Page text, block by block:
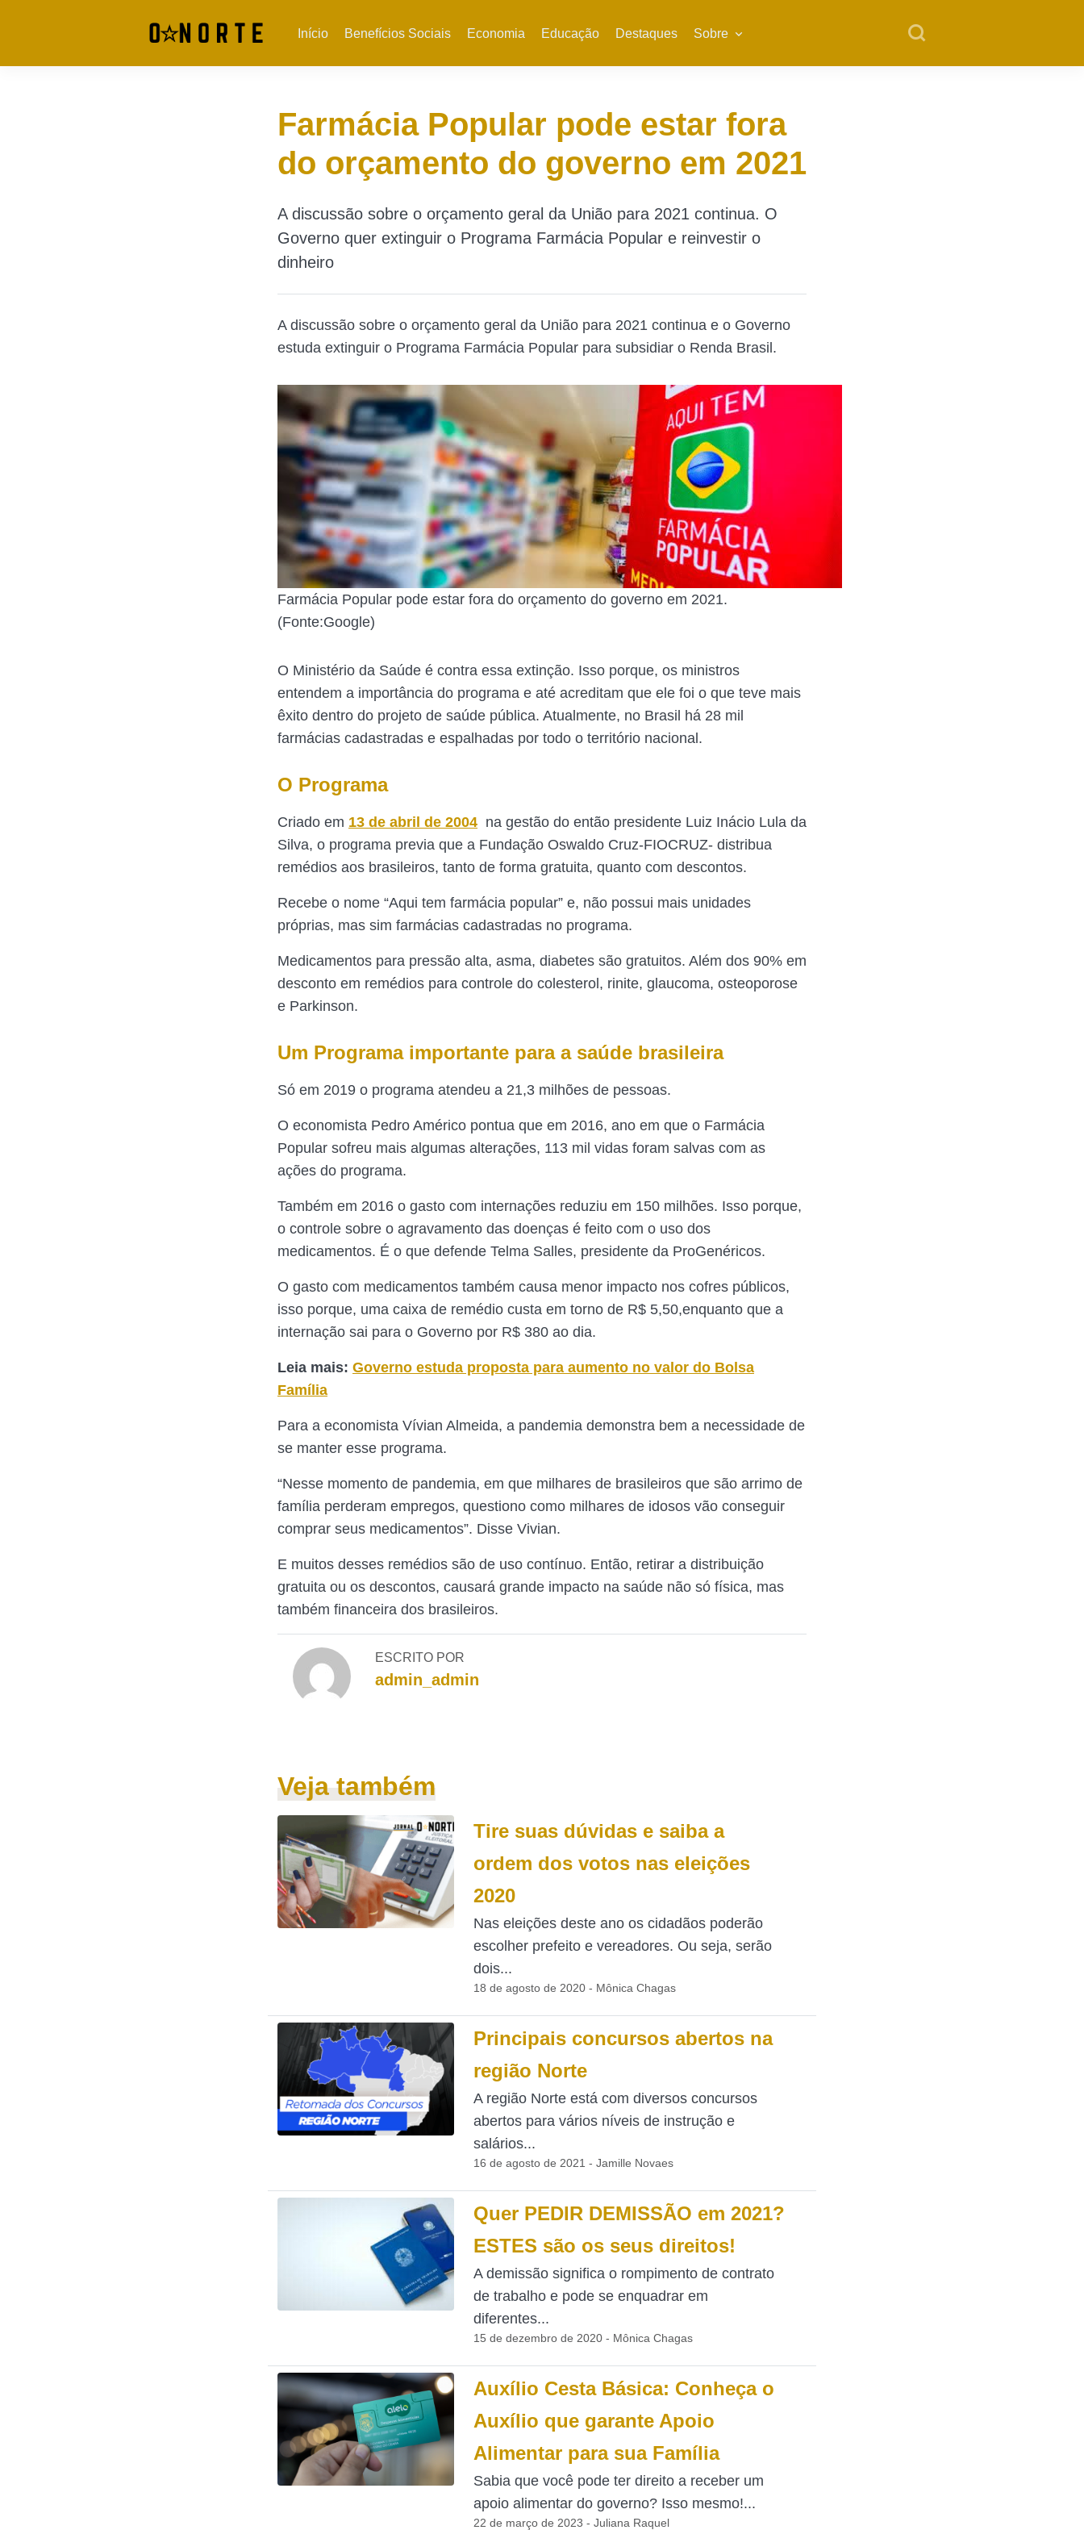
Início Benefícios Sociais Economia Educação Destaques Sobre
Farmácia Popular pode estar fora
do orçamento do governo em 2021
A discussão sobre o orçamento geral da União para 2021 continua. O
Governo quer extinguir o Programa Farmácia Popular e reinvestir o
dinheiro
A discussão sobre o orçamento geral da União para 2021 continua e o Governo
estuda extinguir o Programa Farmácia Popular para subsidiar o Renda Brasil.
Farmácia Popular pode estar fora do orçamento do governo em 2021.
(Fonte:Google)
O Ministério da Saúde é contra essa extinção. Isso porque, os ministros
entendem a importância do programa e até acreditam que ele foi o que teve mais
êxito dentro do projeto de saúde pública. Atualmente, no Brasil há 28 mil
farmácias cadastradas e espalhadas por todo o território nacional.
O Programa
Criado em 13 de abril de 2004 na gestão do então presidente Luiz Inácio Lula da
Silva, o programa previa que a Fundação Oswaldo Cruz-FIOCRUZ- distribua
remédios aos brasileiros, tanto de forma gratuita, quanto com descontos.
Recebe o nome “Aqui tem farmácia popular” e, não possui mais unidades
próprias, mas sim farmácias cadastradas no programa.
Medicamentos para pressão alta, asma, diabetes são gratuitos. Além dos 90% em
desconto em remédios para controle do colesterol, rinite, glaucoma, osteoporose
e Parkinson.
Um Programa importante para a saúde brasileira
Só em 2019 o programa atendeu a 21,3 milhões de pessoas.
O economista Pedro Américo pontua que em 2016, ano em que o Farmácia
Popular sofreu mais algumas alterações, 113 mil vidas foram salvas com as
ações do programa.
Também em 2016 o gasto com internações reduziu em 150 milhões. Isso porque,
o controle sobre o agravamento das doenças é feito com o uso dos
medicamentos. É o que defende Telma Salles, presidente da ProGenéricos.
O gasto com medicamentos também causa menor impacto nos cofres públicos,
isso porque, uma caixa de remédio custa em torno de R$ 5,50,enquanto que a
internação sai para o Governo por R$ 380 ao dia.
Leia mais: Governo estuda proposta para aumento no valor do Bolsa
Família
Para a economista Vívian Almeida, a pandemia demonstra bem a necessidade de
se manter esse programa.
“Nesse momento de pandemia, em que milhares de brasileiros que são arrimo de
família perderam empregos, questiono como milhares de idosos vão conseguir
comprar seus medicamentos”. Disse Vivian.
E muitos desses remédios são de uso contínuo. Então, retirar a distribuição
gratuita ou os descontos, causará grande impacto na saúde não só física, mas
também financeira dos brasileiros.
ESCRITO POR
admin_admin
Veja também
Tire suas dúvidas e saiba a
ordem dos votos nas eleições
2020
Nas eleições deste ano os cidadãos poderão
escolher prefeito e vereadores. Ou seja, serão
dois...
18 de agosto de 2020 - Mônica Chagas
Principais concursos abertos na
região Norte
A região Norte está com diversos concursos
abertos para vários níveis de instrução e
salários...
16 de agosto de 2021 - Jamille Novaes
Quer PEDIR DEMISSÃO em 2021?
ESTES são os seus direitos!
A demissão significa o rompimento de contrato
de trabalho e pode se enquadrar em
diferentes...
15 de dezembro de 2020 - Mônica Chagas
Auxílio Cesta Básica: Conheça o
Auxílio que garante Apoio
Alimentar para sua Família
Sabia que você pode ter direito a receber um
apoio alimentar do governo? Isso mesmo!...
22 de março de 2023 - Juliana Raquel